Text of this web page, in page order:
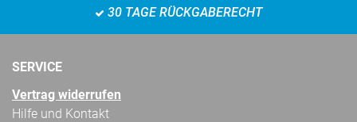
30 TAGE RÜCKGABERECHT
SERVICE
Vertrag widerrufen
Hilfe und Kontakt